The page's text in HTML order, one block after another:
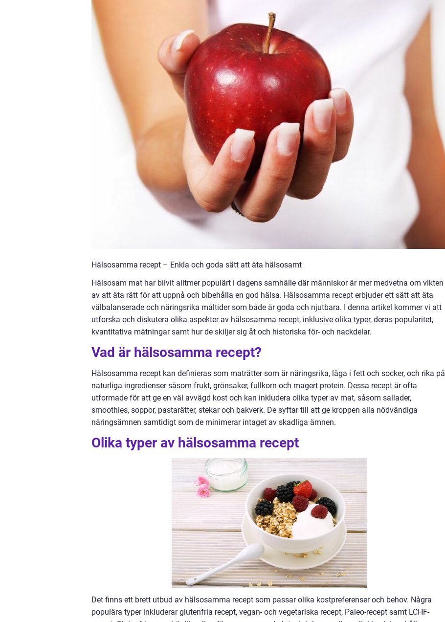
Hälsosamma recept – Enkla och goda sätt att äta hälsosamt
Hälsosam mat har blivit alltmer populärt i dagens samhälle där människor är mer medvetna om vikten
av att äta rätt för att uppnå och bibehålla en god hälsa. Hälsosamma recept erbjuder ett sätt att äta
välbalanserade och näringsrika måltider som både är goda och njutbara. I denna artikel kommer vi att
utforska och diskutera olika aspekter av hälsosamma recept, inklusive olika typer, deras popularitet,
kvantitativa mätningar samt hur de skiljer sig åt och historiska för- och nackdelar.
Vad är hälsosamma recept?
Hälsosamma recept kan definieras som maträtter som är näringsrika, låga i fett och socker, och rika på
naturliga ingredienser såsom frukt, grönsaker, fullkorn och magert protein. Dessa recept är ofta
utformade för att ge en väl avvägd kost och kan inkludera olika typer av mat, såsom sallader,
smoothies, soppor, pastarätter, stekar och bakverk. De syftar till att ge kroppen alla nödvändiga
näringsämnen samtidigt som de minimerar intaget av skadliga ämnen.
Olika typer av hälsosamma recept
Det finns ett brett utbud av hälsosamma recept som passar olika kostpreferenser och behov. Några
populära typer inkluderar glutenfria recept, vegan- och vegetariska recept, Paleo-recept samt LCHF-